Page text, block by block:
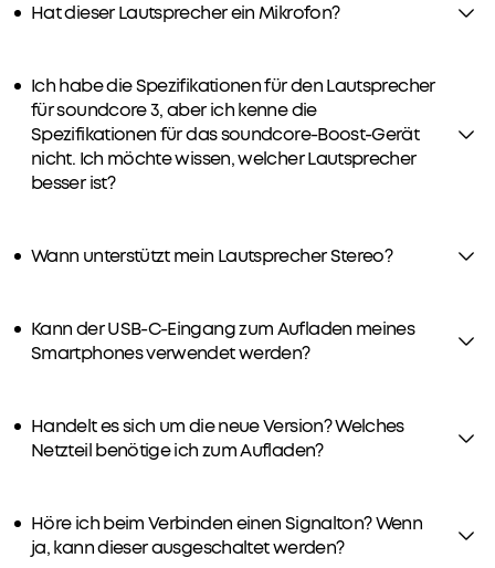
Hat dieser Lautsprecher ein Mikrofon?
Ich habe die Spezifikationen für den Lautsprecher
für soundcore 3, aber ich kenne die
Spezifikationen für das soundcore-Boost-Gerät
nicht. Ich möchte wissen, welcher Lautsprecher
besser ist?
Wann unterstützt mein Lautsprecher Stereo?
Kann der USB-C-Eingang zum Aufladen meines
Smartphones verwendet werden?
Handelt es sich um die neue Version? Welches
Netzteil benötige ich zum Aufladen?
Höre ich beim Verbinden einen Signalton? Wenn
ja, kann dieser ausgeschaltet werden?